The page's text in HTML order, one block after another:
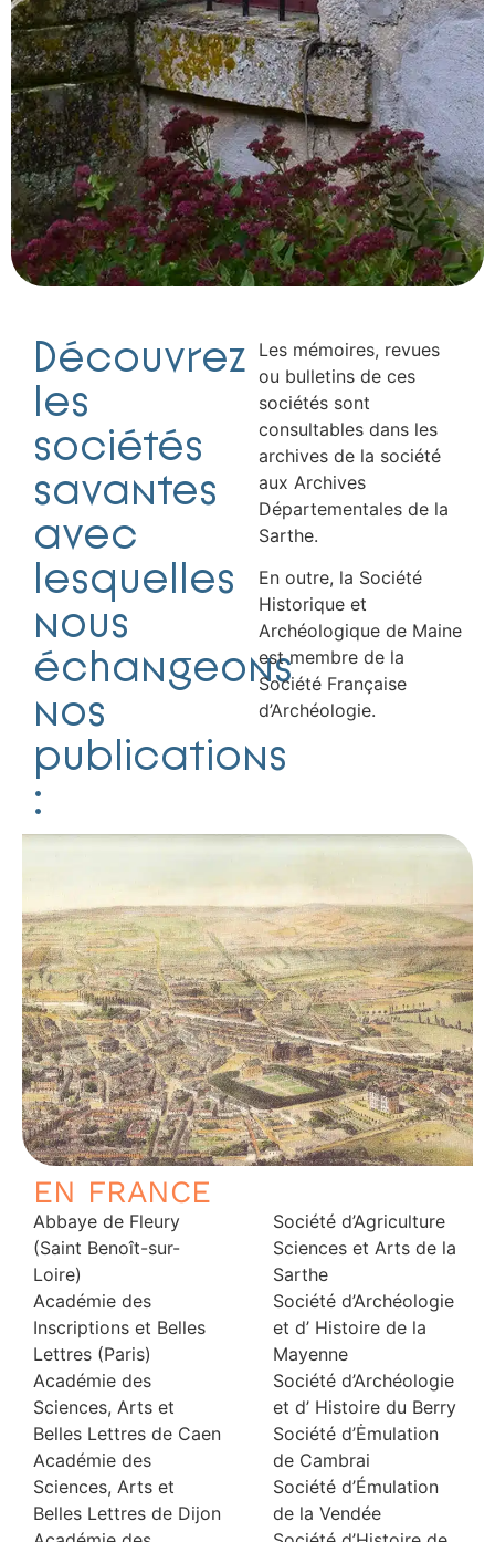
Découvrez
les
sociétés
savantes
avec
lesquelles
nous
échangeons
nos
publications
:
Les mémoires, revues
ou bulletins de ces
sociétés sont
consultables dans les
archives de la société
aux Archives
Départementales de la
Sarthe.
En outre, la Société
Historique et
Archéologique de Maine
est membre de la
Société Française
d’Archéologie.
EN FRANCE
Abbaye de Fleury
(Saint Benoît-sur-
Loire)
Académie des
Inscriptions et Belles
Lettres (Paris)
Académie des
Sciences, Arts et
Belles Lettres de Caen
Académie des
Sciences, Arts et
Belles Lettres de Dijon
Société d’Agriculture
Sciences et Arts de la
Sarthe
Société d’Archéologie
et d’ Histoire de la
Mayenne
Société d’Archéologie
et d’ Histoire du Berry
Société d’Ėmulation
de Cambrai
Société d’Émulation
de la Vendée